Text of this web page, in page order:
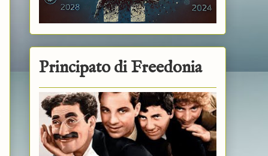
Principato di Freedonia